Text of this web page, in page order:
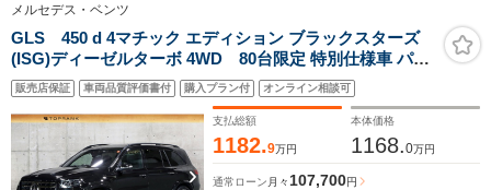
メルセデス・ベンツ
GLS 450 d 4マチック エディション ブラックスターズ
(ISG)ディーゼルターボ 4WD 80台限定 特別仕様車 パノ
ラマSR ナイトPKG AMGラインPKG MANUFAKTURブ
ラックインテリアトリム 黒革 ベンチレーション&ヒータ
ー Burmester HUD エアバランス/エナジャイジングPKG
MBUX 360°カメラ AMG22AW
販売店保証 車両品質評価書付 購入プラン付 オンライン相談可
支払総額
1182.9万円
本体価格
1168.0万円
通常ローン 月々 107,700円